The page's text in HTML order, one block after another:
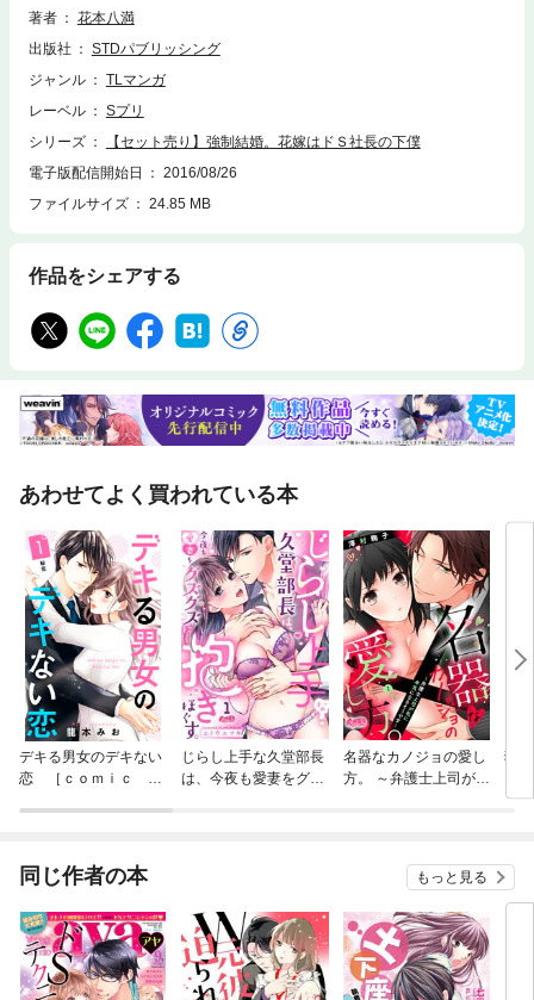
彼。「今日からオマエは俺の下僕だ。ありがたく思え」まるでさっきとは
著者
花本八満
出版社
STDパブリッシング
ジャンル
TLマンガ
レーベル
Sプリ
シリーズ
【セット売り】強制結婚。花嫁はドＳ社長の下僕
電子版配信開始日
2016/08/26
ファイルサイズ
24.85 MB
作品をシェアする
あわせてよく買われている本
デキる男女のデキない
恋 ［ｃｏｍｉｃ ｔ
じらし上手な久堂部長
は、今夜も愛妻をグズ
名器なカノジョの愛し
方。 ～弁護士上司が私
狼
同じ作者の本 もっと見る